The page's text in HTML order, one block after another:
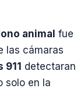
animal fue
las cámaras
911 detectaran
solo en la